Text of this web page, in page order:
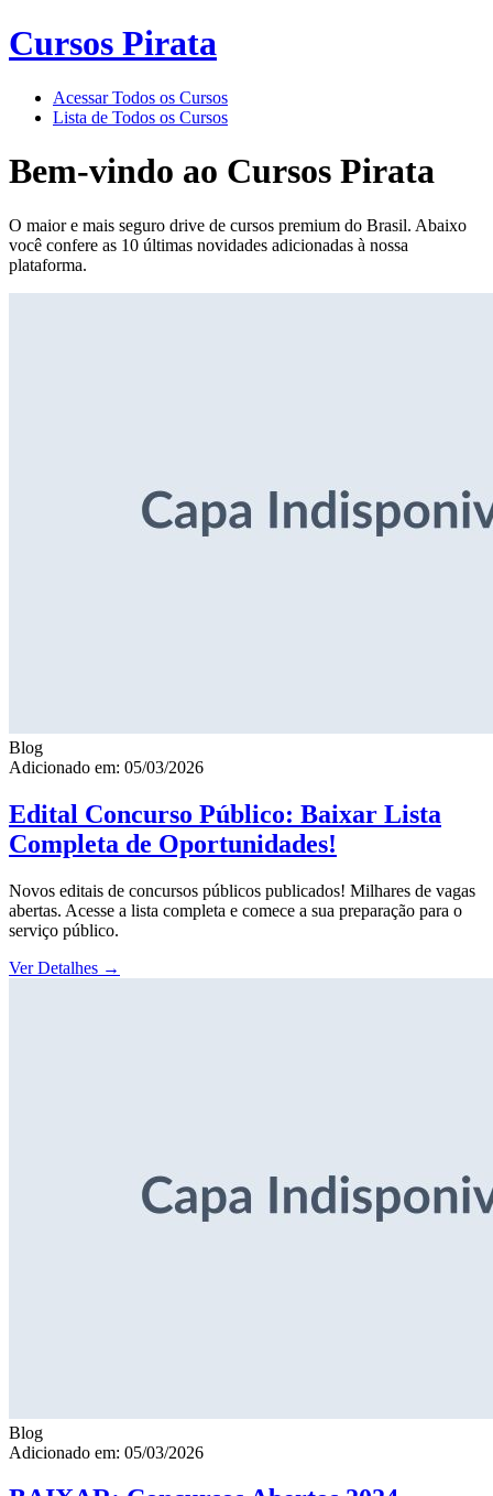
Cursos Pirata
Acessar Todos os Cursos
Lista de Todos os Cursos
Bem-vindo ao Cursos Pirata
O maior e mais seguro drive de cursos premium do Brasil. Abaixo
você confere as 10 últimas novidades adicionadas à nossa
plataforma.
Blog
Adicionado em: 05/03/2026
Edital Concurso Público: Baixar Lista
Completa de Oportunidades!
Novos editais de concursos públicos publicados! Milhares de vagas
abertas. Acesse a lista completa e comece a sua preparação para o
serviço público.
Ver Detalhes →
Blog
Adicionado em: 05/03/2026